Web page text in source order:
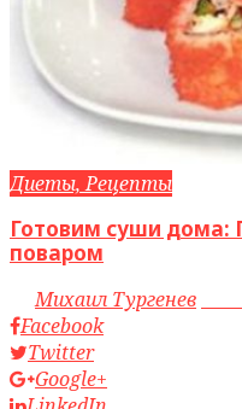
Диеты, Рецепты
Готовим суши дома:
поваром
byМихаил Тургенев
Facebook
Twitter
Google+